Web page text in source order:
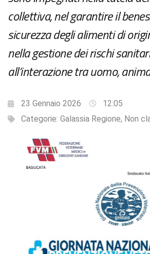
collettiva, nel garantire il
sicurezza degli alimenti di
nella gestione dei rischi
all’interazione tra uomo,
23 Gennaio 2026
12:05
Categorie: Galassia Regione, Non